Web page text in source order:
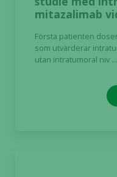
mitazalimab
Första patienten
som utvärderar
utan intratumoral niv ...